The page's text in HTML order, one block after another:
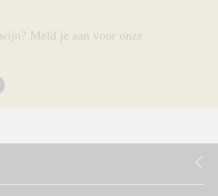
Meld je aan voor onze